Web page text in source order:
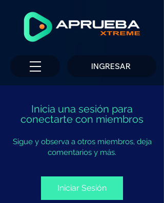
INGRESAR
Inicia una sesión para
conectarte con miembros
Sigue y observa a otros miembros, deja
comentarios y más.
Iniciar Sesión